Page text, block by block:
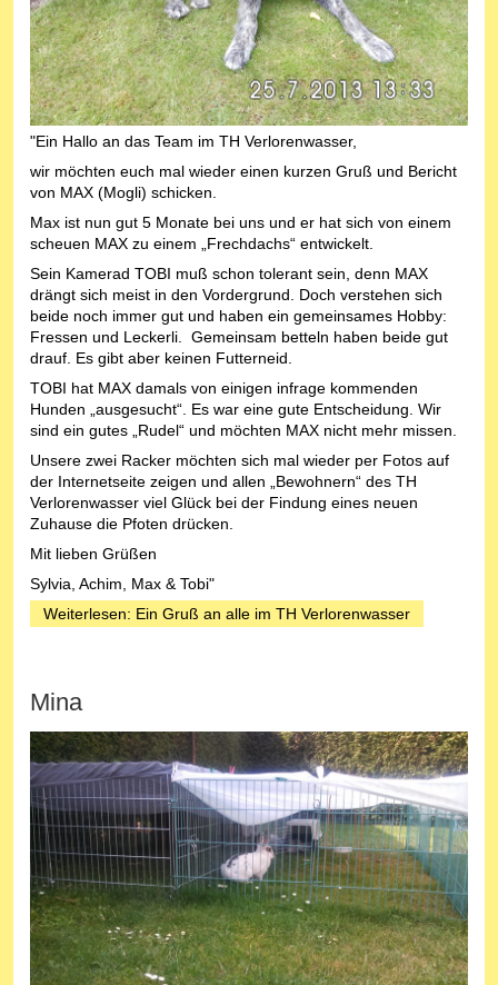
"Ein Hallo an das Team im TH Verlorenwasser,
wir möchten euch mal wieder einen kurzen Gruß und Bericht
von MAX (Mogli) schicken.
Max ist nun gut 5 Monate bei uns und er hat sich von einem
scheuen MAX zu einem „Frechdachs“ entwickelt.
Sein Kamerad TOBI muß schon tolerant sein, denn MAX
drängt sich meist in den Vordergrund. Doch verstehen sich
beide noch immer gut und haben ein gemeinsames Hobby:
Fressen und Leckerli. Gemeinsam betteln haben beide gut
drauf. Es gibt aber keinen Futterneid.
TOBI hat MAX damals von einigen infrage kommenden
Hunden „ausgesucht“. Es war eine gute Entscheidung. Wir
sind ein gutes „Rudel“ und möchten MAX nicht mehr missen.
Unsere zwei Racker möchten sich mal wieder per Fotos auf
der Internetseite zeigen und allen „Bewohnern“ des TH
Verlorenwasser viel Glück bei der Findung eines neuen
Zuhause die Pfoten drücken.
Mit lieben Grüßen
Sylvia, Achim, Max & Tobi"
Weiterlesen: Ein Gruß an alle im TH Verlorenwasser
Mina